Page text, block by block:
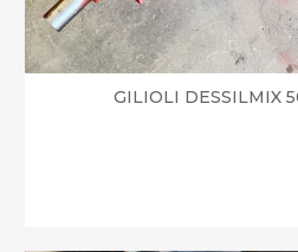
GILIOLI DESSILMIX